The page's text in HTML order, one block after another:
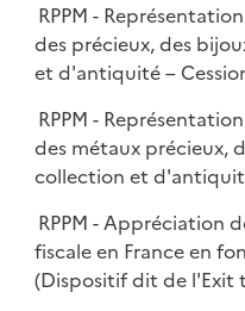
RPPM -
des précieux, des
et d'antiquité –
RPPM -
des métaux précieux,
collection et
RPPM - Appréciation
fiscale en France en
(Dispositif dit de l'Exit